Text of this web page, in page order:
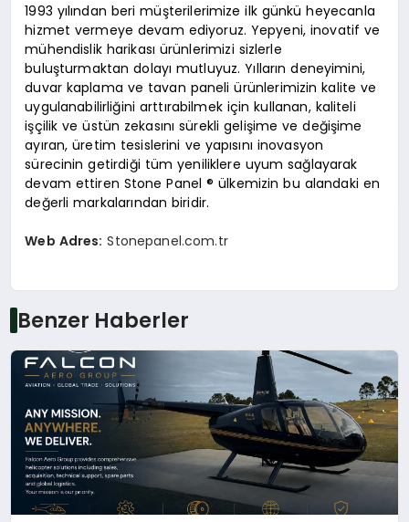
1993 yılından beri müşterilerimize ilk günkü heyecanla
hizmet vermeye devam ediyoruz. Yepyeni, inovatif ve
mühendislik harikası ürünlerimizi sizlerle
buluşturmaktan dolayı mutluyuz. Yılların deneyimini,
duvar kaplama ve tavan paneli ürünlerimizin kalite ve
uygulanabilirliğini arttırabilmek için kullanan, kaliteli
işçilik ve üstün zekasını sürekli gelişime ve değişime
ayıran, üretim tesislerini ve yapısını inovasyon
sürecinin getirdiği tüm yeniliklere uyum sağlayarak
devam ettiren Stone Panel ® ülkemizin bu alandaki en
değerli markalarından biridir.
Web Adres: Stonepanel.com.tr
Benzer Haberler